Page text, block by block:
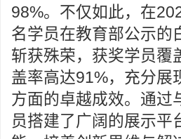
98%。不仅如此，在
名学员在教育部公示
斩获殊荣，获奖学员覆
盖率高达91%，充分展
方面的卓越成效。通过
员搭建了广阔的展示平